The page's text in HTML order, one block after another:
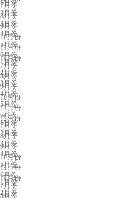
7月份
8月份
9月份
10月份
11月份
12月份
1月份
2月份
3月份
4月份
5月份
6月份
7月份
8月份
9月份
10月份
11月份
12月份
义乌展会排期
1月份
2月份
3月份
4月份
5月份
6月份
7月份
8月份
9月份
10月份
11月份
12月份
苏州展会排期
1月份
2月份
3月份
4月份
5月份
6月份
7月份
8月份
济南展会排期
1月份
2月份